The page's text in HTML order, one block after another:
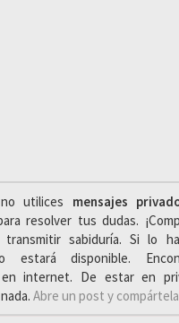
utilices mensajes
resolver tus dudas.
sabiduría. Si lo
estará disponible.
en internet. De estar en
Abre un post y